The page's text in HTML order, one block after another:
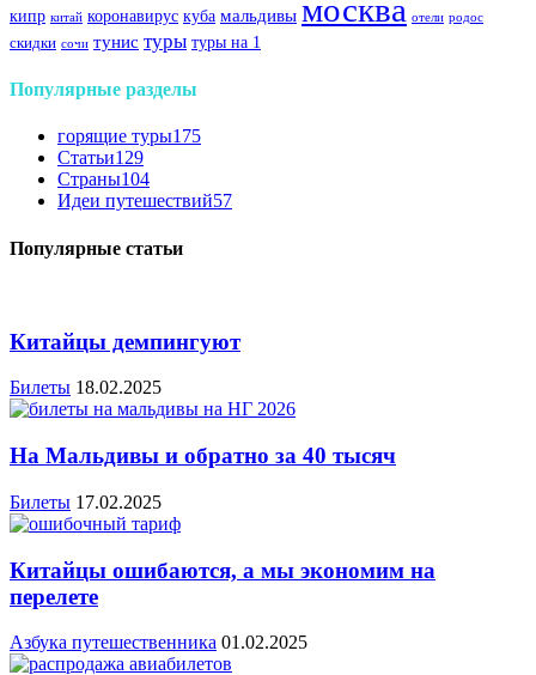
кипр китай коронавирус куба мальдивы москва отели родос
скидки сочи тунис туры туры на 1
Популярные разделы
горящие туры175
Статьи129
Страны104
Идеи путешествий57
Популярные статьи
Китайцы демпингуют
Билеты 18.02.2025
На Мальдивы и обратно за 40 тысяч
Билеты 17.02.2025
Китайцы ошибаются, а мы экономим на
перелете
Азбука путешественника 01.02.2025